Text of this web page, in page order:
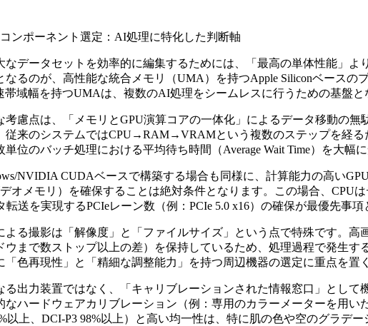
ンポーネント選定：AI処理に特化した判断軸
なデータセットを効率的に編集するためには、「最高の単体性能」
るのが、高性能な統合メモリ（UMA）を持つApple Siliconベースの
帯域幅を持つUMAは、複数のAI処理をシームレスに行うための基盤と
慮点は、「メモリとGPU演算コアの一体化」によるデータ移動の
従来のシステムではCPU→RAM→VRAMという複数のステップを経
位のバッチ処理における平均待ち時間（Average Wait Time）を大幅
NVIDIA CUDAベースで構築する場合も同様に、計算能力の高い
オメモリ）を確保することは絶対条件となります。この場合、CPU
送を実現するPCIeレーン数（例：PCIe 5.0 x16）の確保が最優先事項
よる撮影は「解像度」と「ファイルサイズ」という点で特殊です。
ウまで数ストップ以上の差）を保持しているため、処理過程で発生
色再現性」と「精細な調整能力」を持つ周辺機器の選定に重点を置
出力装置ではなく、「キャリブレーションされた情報窓口」として
ハードウェアカリブレーション（例：専用のカラーメーターを用
以上、DCI-P3 98%以上）と高い均一性は、特に肌の色や空のグラデ